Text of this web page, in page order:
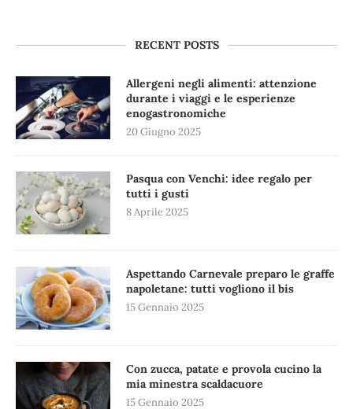
RECENT POSTS
Allergeni negli alimenti: attenzione
durante i viaggi e le esperienze
enogastronomiche
20 Giugno 2025
Pasqua con Venchi: idee regalo per
tutti i gusti
8 Aprile 2025
Aspettando Carnevale preparo le graffe
napoletane: tutti vogliono il bis
15 Gennaio 2025
Con zucca, patate e provola cucino la
mia minestra scaldacuore
15 Gennaio 2025